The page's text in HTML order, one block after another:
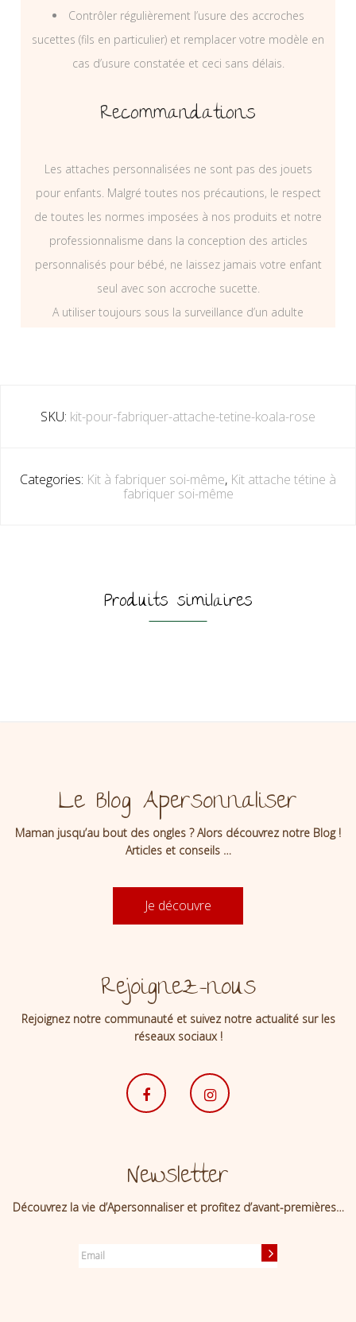
Contrôler régulièrement l’usure des accroches
sucettes (fils en particulier) et remplacer votre modèle en
cas d’usure constatée et ceci sans délais.
Recommandations
Les attaches personnalisées ne sont pas des jouets
pour enfants. Malgré toutes nos précautions, le respect
de toutes les normes imposées à nos produits et notre
professionnalisme dans la conception des articles
personnalisés pour bébé, ne laissez jamais votre enfant
seul avec son accroche sucette.
A utiliser toujours sous la surveillance d’un adulte
SKU: kit-pour-fabriquer-attache-tetine-koala-rose
Categories: Kit à fabriquer soi-même, Kit attache tétine à
fabriquer soi-même
Produits similaires
Le Blog Apersonnaliser
Maman jusqu’au bout des ongles ? Alors découvrez notre Blog !
Articles et conseils …
Je découvre
Rejoignez-nous
Rejoignez notre communauté et suivez notre actualité sur les
réseaux sociaux !
Newsletter
Découvrez la vie d’Apersonnaliser et profitez d’avant-premières…